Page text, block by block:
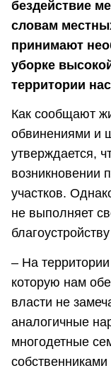
бездействие
словам
принимают
уборке
территории
Как сообщают
обвинениями и
утверждается,
возникновении
участков.
не выполняет
– На
которую нам
власти не
аналогичные
многодетные